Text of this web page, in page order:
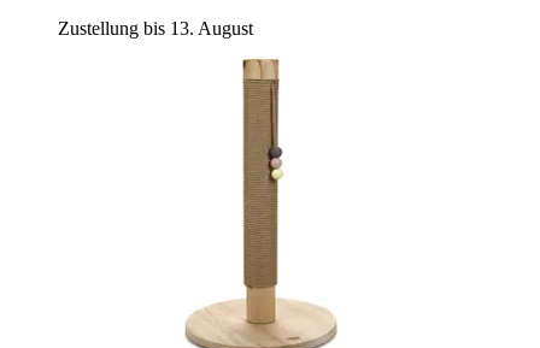
Zustellung bis 13. August